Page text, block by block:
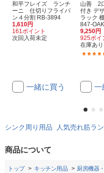
和平フレイズ ランチ
ーニ 仕切りフライパ
ン４分割 RB-3894
1,610円
161ポイント
次回入荷未定
一緒に買う
山善 2
付き デ
ラック
847-
9,250円
925ポイ
在庫あり
一
シンク周り用品 人気売れ筋ラ
商品について
トップ キッチン用品 厨房機器